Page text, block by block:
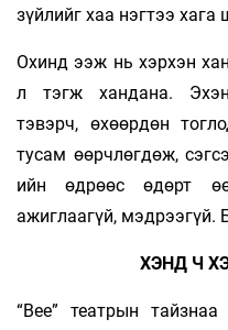
зүйлийг хаа нэгтээ
Охинд ээж нь хэрхэн
л тэгж хандана.
тэвэрч, өхөөрдөн
тусам өөрчлөгдөж,
ийн өдрөөс өдөрт
ажиглаагүй, мэдрээгүй.
ХЭНД Ч
“Bee” театрын